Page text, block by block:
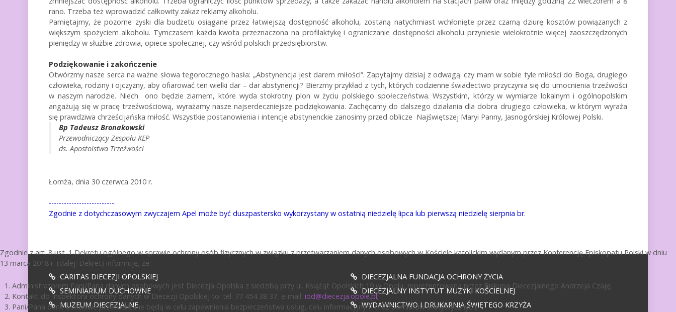
rano. Trzeba też wprowadzić całkowity zakaz reklamy alkoholu.
Pamiętajmy, że pozorne zyski dla budżetu osiągane przez łatwiejszą dostępność alkoholu, zostaną natychmiast wchłonięte przez czarną dziurę kosztów powiązanych z
większym spożyciem alkoholu. Tymczasem każda kwota przeznaczona na profilaktykę i ograniczanie dostępności alkoholu przyniesie wielokrotnie więcej zaoszczędzonych
pieniędzy w służbie zdrowia, opiece społecznej, czy wśród polskich przedsiębiorstw.
Podziękowanie i zakończenie
Otwórzmy nasze serca na ważne słowa tegorocznego hasła: „Abstynencja jest darem miłości”. Zapytajmy dzisiaj z odwagą: czy mam w sobie tyle miłości do Boga, drugiego
człowieka, rodziny i ojczyzny, aby ofiarować ten wielki dar – dar abstynencji? Bierzmy przykład z tych, których codzienne świadectwo przyczynia się do umocnienia trzeźwości
w naszym narodzie. Niech ono będzie ziarnem, które wyda stokrotny plon w życiu polskiego społeczeństwa. Wszystkim, którzy w wymiarze lokalnym i ogólnopolskim
angażują się w pracę trzeźwościową, wyrażamy nasze najserdeczniejsze podziękowania. Zachęcamy do dalszego działania dla dobra drugiego człowieka, w którym wyraża
się prawdziwa chrześcijańska miłość. Wszystkie postanowienia i intencje abstynenckie zanosimy przed oblicze Najświętszej Maryi Panny, Jasnogórskiej Królowej Polski.
Bp Tadeusz Bronakowski
Przewodniczący Zespołu KEP
ds. Apostolstwa Trzeźwości
Łomża, dnia 30 czerwca 2010 r.
--------------------------
Zgodnie z dotychczasowym zwyczajem Apel może być duszpastersko wykorzystany w ostatnią niedzielę lipca lub pierwszą niedzielę sierpnia br.
CARITAS DIECEZJI OPOLSKIEJ
SEMINIARIUM DUCHOWNE
MUZEUM DIECEZJALNE
DIECEZJALNA FUNDACJA OCHRONY ŻYCIA
DIECEZJALNY INSTYTUT MUZYKI KOŚCIELNEJ
WYDAWNICTWO I DRUKARNIA ŚWIĘTEGO KRZYŻA
Zgodnie z art. 8 ust. 1 Dekretu ogólnego w sprawie ochrony osób fizycznych w związku z przetwarzaniem danych osobowych w Kościele katolickim wydanym przez Konferencję Episkopatu Polski w dniu
13 marca 2018 r. (dalej: Dekret) informuję, że:
Administratorem Pani/Pana danych osobowych jest Diecezja Opolska z siedzibą przy ul. Książąt Opolskich 19 w Opolu, reprezentowana przez Biskupa Diecezjalnego Andrzeja Czaję;
Kontakt do Inspektora ochrony danych w Diecezji Opolskiej to: tel. 77 454 38 37, e-mail: iod@diecezja.opole.pl;
Pani/Pana dane osobowe przetwarzane będą w celu zapewnienia bezpieczeństwa usług, celu informacyjnym oraz pomiarów statystycznych;